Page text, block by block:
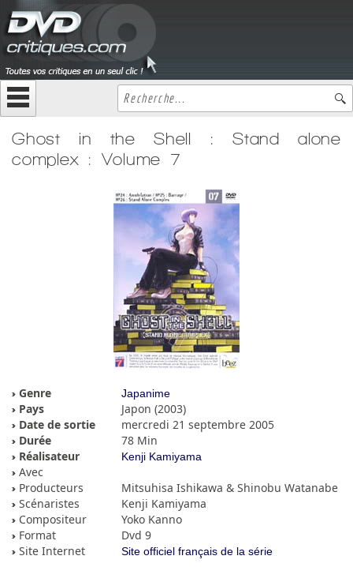
Ghost in the Shell : Stand alone
complex : Volume 7
Genre Japanime
Pays
Japon (2003)
Date de sortie
mercredi 21 septembre 2005
Durée
78 Min
Réalisateur
Kenji Kamiyama
Avec
Producteurs
Mitsuhisa Ishikawa & Shinobu Watanabe
Scénaristes
Kenji Kamiyama
Compositeur
Yoko Kanno
Format
Dvd 9
Site Internet
Site officiel français de la série